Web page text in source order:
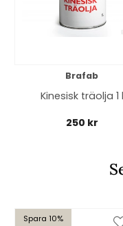
Brafab
Kinesisk träolja 1 l
250 kr
Spara 10%